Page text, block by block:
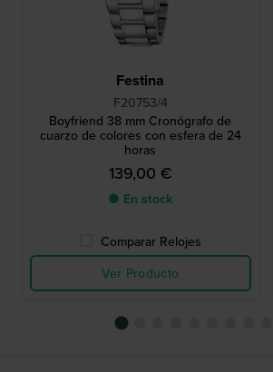
Festina
F20753/4
Boyfriend 38 mm Cronógrafo de
cuarzo de colores con esfera de 24
horas
139,00 €
● En stock
Comparar Relojes
Ver Producto